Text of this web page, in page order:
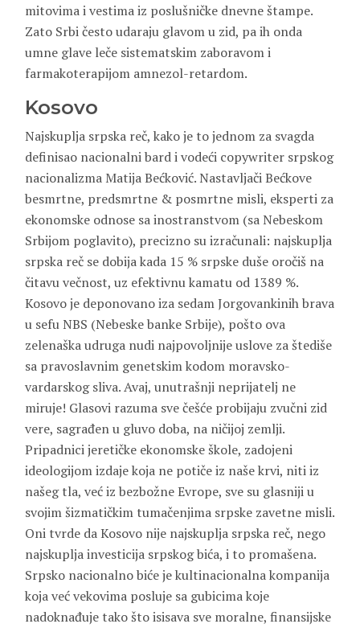
mitovima i vestima iz poslušničke dnevne štampe.
Zato Srbi često udaraju glavom u zid, pa ih onda
umne glave leče sistematskim zaboravom i
farmakoterapijom amnezol-retardom.
Kosovo
Najskuplja srpska reč, kako je to jednom za svagda
definisao nacionalni bard i vodeći copywriter srpskog
nacionalizma Matija Bećković. Nastavljači Bećkove
besmrtne, predsmrtne & posmrtne misli, eksperti za
ekonomske odnose sa inostranstvom (sa Nebeskom
Srbijom poglavito), precizno su izračunali: najskuplja
srpska reč se dobija kada 15 % srpske duše oročiš na
čitavu večnost, uz efektivnu kamatu od 1389 %.
Kosovo je deponovano iza sedam Jorgovankinih brava
u sefu NBS (Nebeske banke Srbije), pošto ova
zelenaška udruga nudi najpovoljnije uslove za štediše
sa pravoslavnim genetskim kodom moravsko-
vardarskog sliva. Avaj, unutrašnji neprijatelj ne
miruje! Glasovi razuma sve češće probijaju zvučni zid
vere, sagrađen u gluvo doba, na ničijoj zemlji.
Pripadnici jeretičke ekonomske škole, zadojeni
ideologijom izdaje koja ne potiče iz naše krvi, niti iz
našeg tla, već iz bezbožne Evrope, sve su glasniji u
svojim šizmatičkim tumačenjima srpske zavetne misli.
Oni tvrde da Kosovo nije najskuplja srpska reč, nego
najskuplja investicija srpskog bića, i to promašena.
Srpsko nacionalno biće je kultinacionalna kompanija
koja već vekovima posluje sa gubicima koje
nadoknađuje tako što isisava sve moralne, finansijske